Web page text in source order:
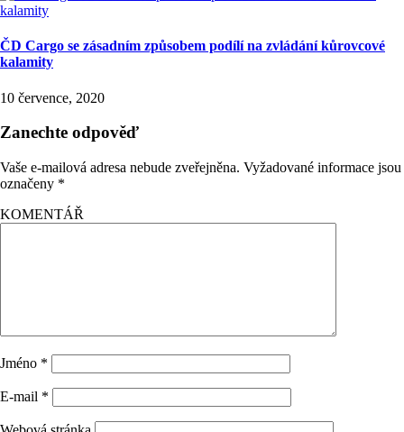
ČD Cargo se zásadním způsobem podílí na zvládání kůrovcové
kalamity
10 července, 2020
Zanechte odpověď
Vaše e-mailová adresa nebude zveřejněna. Vyžadované informace jsou
označeny *
KOMENTÁŘ
Jméno *
E-mail *